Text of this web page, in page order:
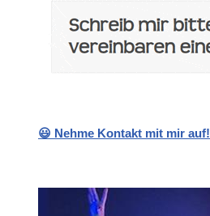
😃 Nehme Kontakt mit mir auf!